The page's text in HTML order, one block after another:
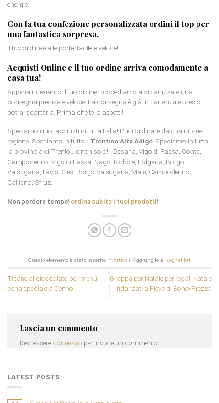
energie.
Con la tua confezione personalizzata ordini il top per
una fantastica sorpresa.
Il tuo ordine è alle porte: facile e veloce!
Acquisti Online e il tuo ordine arriva comodamente a
casa tua!
Appena riceviamo il tuo ordine, procediamo a organizzare una
consegna precisa e veloce. La consegna è già in partenza e presto
potrai scartarla. Prima che te lo aspetti!
Spediamo i tuoi acquisti in tutta Italia! Puoi ordinare da qualunque
regione. Spediamo in tutto il Trentino Alto Adige. Spediamo in tutta
la provincia di Trento… e non solo!!! Ossana, Vigo di Fassa, Contà,
Campodenno, Vigo di Fassa, Nago-Torbole, Folgaria, Borgo
Valsugana, Lavis, Cles, Borgo Valsugana, Malè, Campodenno,
Calliano, Sfruz.
Non perdere tempo! ordina subito i tuoi prodotti!
Questo elemento è stato inserito in Articoli . Aggiungilo ai segnalibri
Tisane al cioccolato per menù
cena speciale a Denno
Grappa per Natale per regali Natale
fidanzati a Pieve di Bono-Prezzo
Lascia un commento
Devi essere connesso per inviare un commento.
LATEST POSTS